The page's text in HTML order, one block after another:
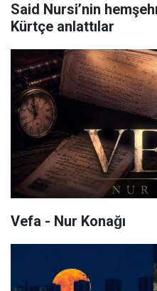
Said Nursi’nin
Kürtçe anlattılar
Vefa - Nur Konağı